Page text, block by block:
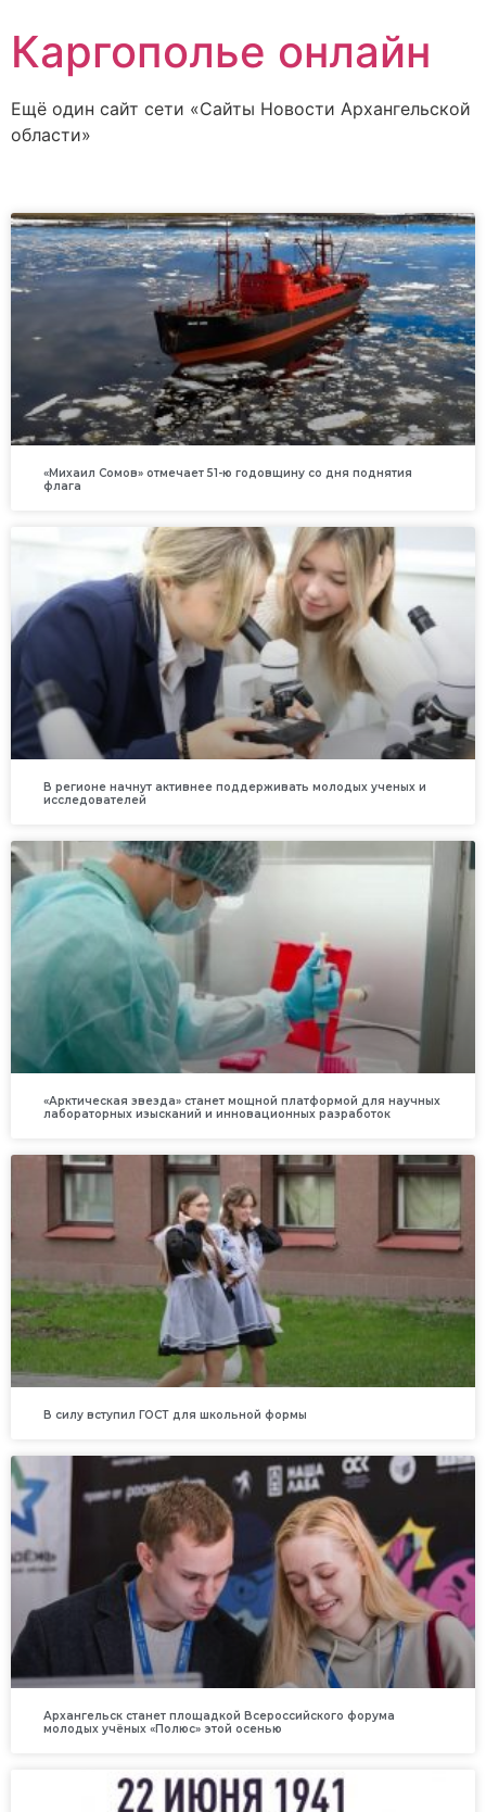
Каргополье онлайн
Ещё один сайт сети «Сайты Новости Архангельской
области»
«Михаил Сомов» отмечает 51-ю годовщину со дня поднятия
флага
В регионе начнут активнее поддерживать молодых ученых и
исследователей
«Арктическая звезда» станет мощной платформой для научных
лабораторных изысканий и инновационных разработок
В силу вступил ГОСТ для школьной формы
Архангельск станет площадкой Всероссийского форума
молодых учёных «Полюс» этой осенью